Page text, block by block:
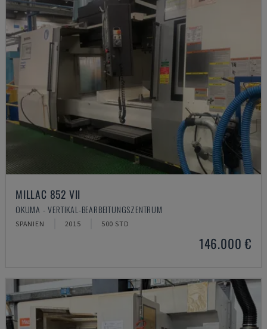
MILLAC 852 VII
OKUMA - VERTIKAL-BEARBEITUNGSZENTRUM
SPANIEN 2015 500 STD
146.000 €